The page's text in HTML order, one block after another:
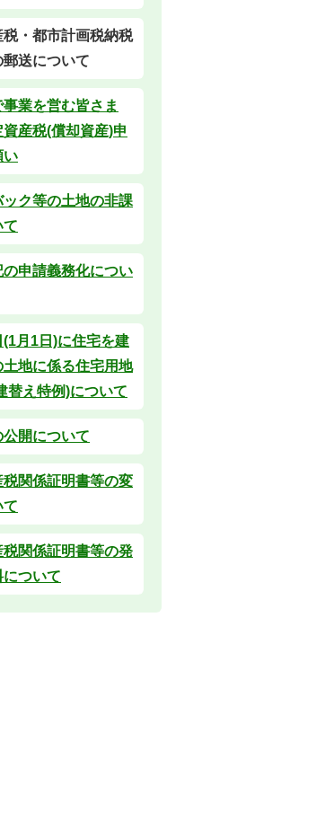
税・都市計画税納税
送について
事業を営む皆さま
産税(償却資産)申
い
ック等の土地の非課
て
の申請義務化につい
(1月1日)に住宅を建
土地に係る住宅用地
替え特例)について
開について
税関係証明書等の変
て
税関係証明書等の発
ついて